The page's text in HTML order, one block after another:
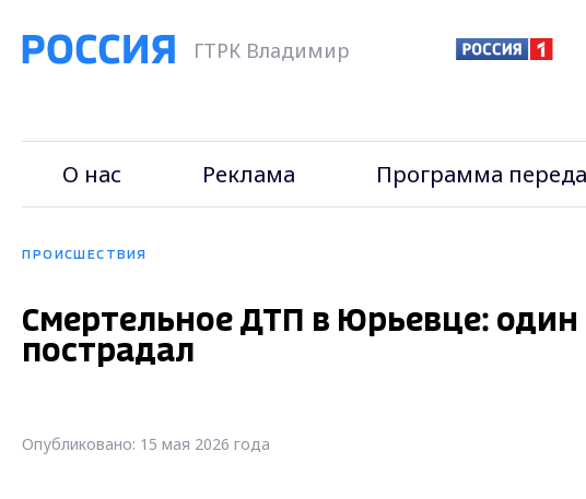
ГТРК Владимир
О нас Реклама Программа
ПРОИСШЕСТВИЯ
Смертельное ДТП в Юрьевце: один
пострадал
Опубликовано: 15 мая 2026 года